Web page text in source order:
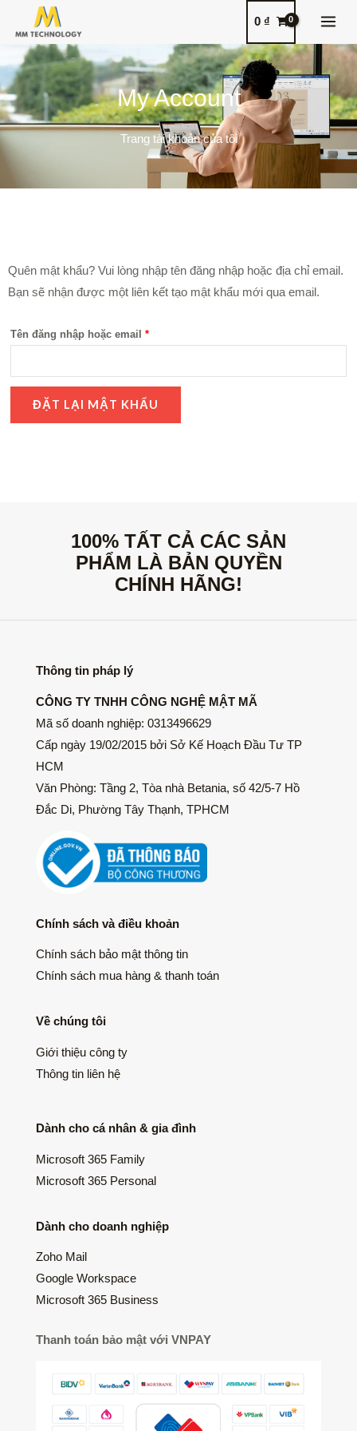
dung
0 ₫
My Account
Trang tài khoản của tôi
Quên mật khẩu? Vui lòng nhập tên đăng nhập hoặc địa chỉ email.
Bạn sẽ nhận được một liên kết tạo mật khẩu mới qua email.
Tên đăng nhập hoặc email *
Bắt
buộc
ĐẶT LẠI MẬT KHẨU
100% TẤT CẢ CÁC SẢN
PHẨM LÀ BẢN QUYỀN
CHÍNH HÃNG!
Thông tin pháp lý
CÔNG TY TNHH CÔNG NGHỆ MẬT MÃ
Mã số doanh nghiệp: 0313496629
Cấp ngày 19/02/2015 bởi Sở Kế Hoạch Đầu Tư TP
HCM
Văn Phòng: Tầng 2, Tòa nhà Betania, số 42/5-7 Hồ
Đắc Di, Phường Tây Thạnh, TPHCM
Chính sách và điều khoản
Chính sách bảo mật thông tin
Chính sách mua hàng & thanh toán
Về chúng tôi
Giới thiệu công ty
Thông tin liên hệ
Dành cho cá nhân & gia đình
Microsoft 365 Family
Microsoft 365 Personal
Dành cho doanh nghiệp
Zoho Mail
Google Workspace
Microsoft 365 Business
Thanh toán bảo mật với VNPAY